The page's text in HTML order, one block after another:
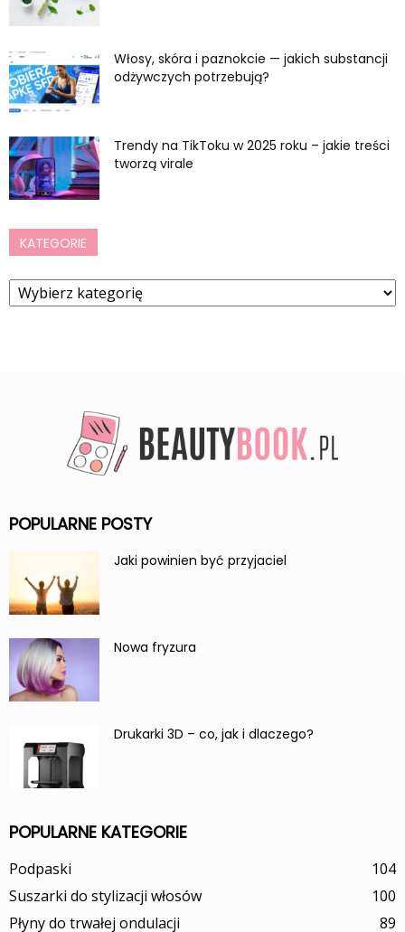
Włosy, skóra i paznokcie — jakich substancji
odżywczych potrzebują?
Trendy na TikToku w 2025 roku – jakie treści
tworzą virale
KATEGORIE
Kategorie
POPULARNE POSTY
Jaki powinien być przyjaciel
Nowa fryzura
Drukarki 3D – co, jak i dlaczego?
POPULARNE KATEGORIE
Podpaski
104
Suszarki do stylizacji włosów
100
Płyny do trwałej ondulacji
89